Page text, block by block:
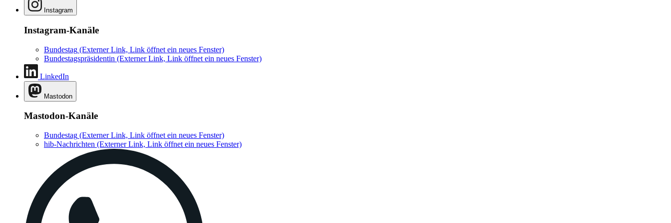
Instagram
Instagram-Kanäle
Bundestag (Externer Link, Link öffnet ein neues Fenster)
Bundestagspräsidentin (Externer Link, Link öffnet ein neues Fenster)
LinkedIn
Mastodon
Mastodon-Kanäle
Bundestag (Externer Link, Link öffnet ein neues Fenster)
hib-Nachrichten (Externer Link, Link öffnet ein neues Fenster)